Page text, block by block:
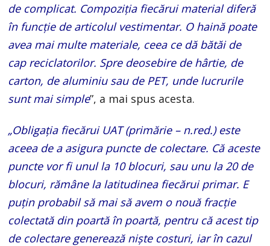
de complicat. Compoziția fiecărui material diferă
în funcție de articolul vestimentar. O haină poate
avea mai multe materiale, ceea ce dă bătăi de
cap reciclatorilor. Spre deosebire de hârtie, de
carton, de aluminiu sau de PET, unde lucrurile
sunt mai simple”, a mai spus acesta.
„Obligația fiecărui UAT (primărie – n.red.) este
aceea de a asigura puncte de colectare. Că aceste
puncte vor fi unul la 10 blocuri, sau unu la 20 de
blocuri, rămâne la latitudinea fiecărui primar. E
puțin probabil să mai să avem o nouă fracție
colectată din poartă în poartă, pentru că acest tip
de colectare generează niște costuri, iar în cazul